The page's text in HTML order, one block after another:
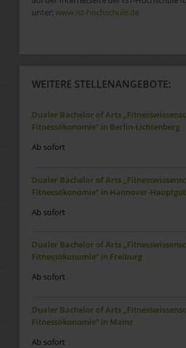
unter: www.ist-hochschule.de
WEITERE STELLENANGEBOTE:
Dualer Bachelor of Arts
Fitnessökonomie“ in Berlin-Lichtenberg
Ab sofort
Dualer Bachelor of Arts
Fitnessökonomie“ in Hannover-
Ab sofort
Dualer Bachelor of Arts
Fitnessökonomie“ in Freiburg
Ab sofort
Dualer Bachelor of Arts
Fitnessökonomie“ in Mainz
Ab sofort